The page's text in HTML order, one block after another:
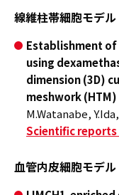
線維柱帯細胞モデル
Establishment
using
dimension (3D)
meshwork
M.Watanabe,
Scientific reports
血管内皮細胞モデル